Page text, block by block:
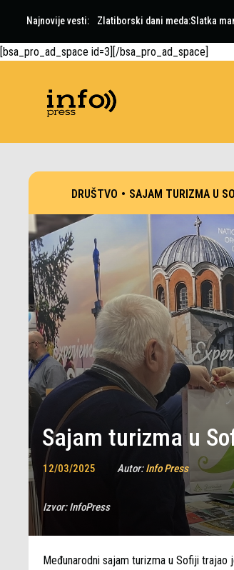
Najnovije vesti:
Zlatiborski dani meda:Slatka
RHMZ izdao hitno upozorenje –
[bsa_pro_ad_space id=3][/bsa_pro_ad_space]
DRUŠTVO • SAJAM TURIZMA U
Sajam turizma u
12/03/2025 Autor:Info Press
Izvor:InfoPress
Međunarodni sajam turizma u Sofiji